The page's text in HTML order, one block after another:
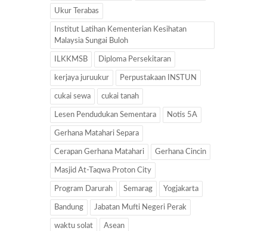
Ukur Terabas
Institut Latihan Kementerian Kesihatan
Malaysia Sungai Buloh
ILKKMSB Diploma Persekitaran
kerjaya juruukur Perpustakaan INSTUN
cukai sewa cukai tanah
Lesen Pendudukan Sementara Notis 5A
Gerhana Matahari Separa
Cerapan Gerhana Matahari Gerhana Cincin
Masjid At-Taqwa Proton City
Program Darurah Semarag Yogjakarta
Bandung Jabatan Mufti Negeri Perak
waktu solat Asean